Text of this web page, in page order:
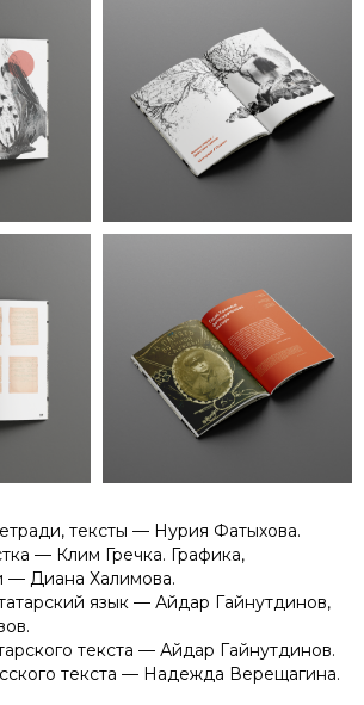
тексты — Нурия Фатыхова.
— Клим Гречка. Графика,
— Диана Халимова.
язык — Айдар Гайнутдинов,
текста — Айдар Гайнутдинов.
текста — Надежда Верещагина.